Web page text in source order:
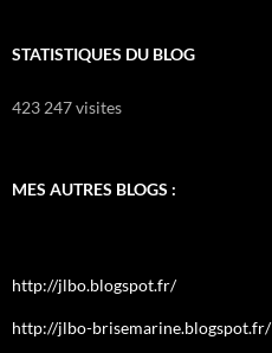
STATISTIQUES DU BLOG
423 247 visites
MES AUTRES BLOGS :
http://jlbo.blogspot.fr/
http://jlbo-brisemarine.blogspot.fr/